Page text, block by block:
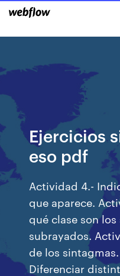
Ejercicios
eso pdf
Actividad 4.-
que aparece.
qué clase son
subrayados.
de los
Diferenciar